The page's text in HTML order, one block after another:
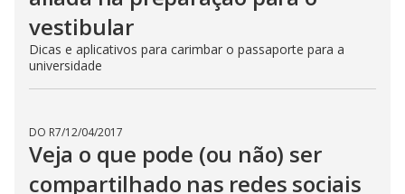
vestibular
Dicas e aplicativos para carimbar o passaporte para a
universidade
DO R7/12/04/2017
Veja o que pode (ou não) ser
compartilhado nas redes sociais